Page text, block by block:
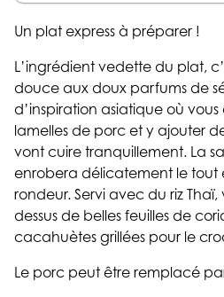
Un plat express à préparer !
L’ingrédient vedette du plat,
douce aux doux parfums de
d’inspiration asiatique où
lamelles de porc et y ajouter
vont cuire tranquillement. La
enrobera délicatement le tout
rondeur. Servi avec du riz Thaï,
dessus de belles feuilles de
cacahuètes grillées pour le
Le porc peut être remplacé